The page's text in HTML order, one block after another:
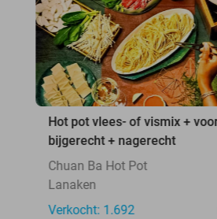
Hot pot vlees- of vismix +
bijgerecht + nagerecht
Chuan Ba Hot Pot
Lanaken
Verkocht: 1.692